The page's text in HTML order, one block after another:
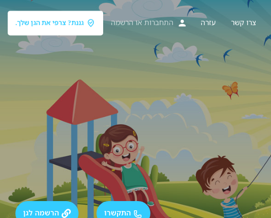
צרו קשר עזרה התחברות או הרשמה גננת? צרפי את הגן שלך.
התקשרו הרשמה לגן